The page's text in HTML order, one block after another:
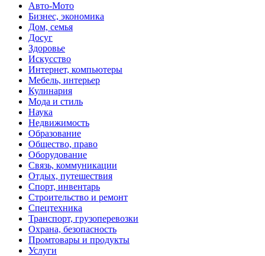
Авто-Мото
Бизнес, экономика
Дом, семья
Досуг
Здоровье
Искусство
Интернет, компьютеры
Мебель, интерьер
Кулинария
Мода и стиль
Наука
Недвижимость
Образование
Общество, право
Оборудование
Связь, коммуникации
Отдых, путешествия
Спорт, инвентарь
Строительство и ремонт
Спецтехника
Транспорт, грузоперевозки
Охрана, безопасность
Промтовары и продукты
Услуги